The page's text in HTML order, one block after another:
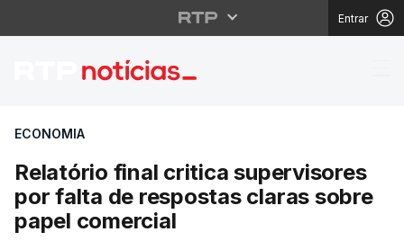
Entrar
Relatório final critica
ECONOMIA
Relatório final critica supervisores
por falta de respostas claras sobre
papel comercial